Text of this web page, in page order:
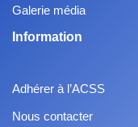
Galerie média
Information
Adhérer à l’ACSS
Nous contacter